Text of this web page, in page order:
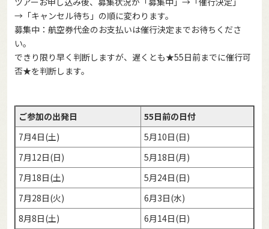
→「キャンセル待ち」の順に変わります。
募集中：航空券代金のお支払いは催行決定までお待ちくださ
い。
できり限り早く判断しますが、遅くとも★55日前までに催行可
否★を判断します。
ご参加の出発日
55日前の日付
7月4日(土)
5月10日(日)
7月12日(日)
5月18日(月)
7月18日(土)
5月24日(日)
7月28日(火)
6月3日(水)
8月8日(土)
6月14日(日)